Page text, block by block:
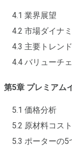
4.1 業界展望
4.2 市場ダイナ
4.3 主要トレンド
4.4 バリューチ
第5章 プレミアム
5.1 価格分析
5.2 原材料コス
5.3 ポーターの5